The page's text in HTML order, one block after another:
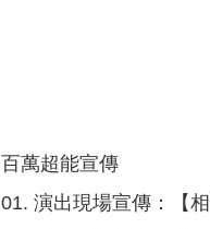
百萬超能宣傳
01. 演出現場宣傳：【